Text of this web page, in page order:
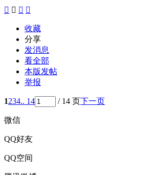
   
收藏
分享
发消息
看全部
本版发帖
举报
1234.. 14 / 14 页下一页
微信
QQ好友
QQ空间